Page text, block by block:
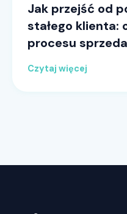
Jak przejść od
stałego klienta:
procesu
Czytaj więcej